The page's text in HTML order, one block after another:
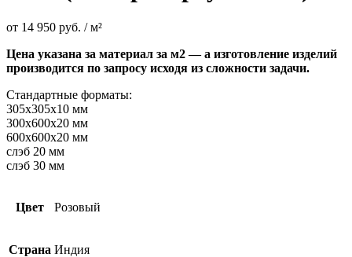
от 14 950 руб. / м²
Цена указана за материал за м2 — а изготовление изделий
производится по запросу исходя из сложности задачи.
Стандартные форматы:
305х305х10 мм
300х600х20 мм
600х600х20 мм
слэб 20 мм
слэб 30 мм
Цвет Розовый
Страна Индия